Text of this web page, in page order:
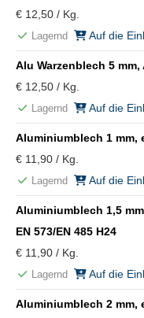
€ 12,50 / Kg.
Lagernd Auf die
Alu Warzenblech 5 mm,
€ 12,50 / Kg.
Lagernd Auf die
Aluminiumblech 1 mm,
€ 11,90 / Kg.
Lagernd Auf die
Aluminiumblech 1,5
EN 573/EN 485 H24
€ 11,90 / Kg.
Lagernd Auf die
Aluminiumblech 2 mm,